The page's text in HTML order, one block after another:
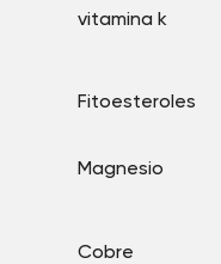
vitamina k
Fitoesteroles
Magnesio
Cobre